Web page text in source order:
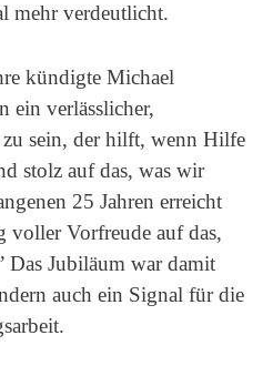
mehr verdeutlicht.
kündigte Michael
ein verlässlicher,
sein, der hilft, wenn Hilfe
stolz auf das, was wir
25 Jahren erreicht
voller Vorfreude auf das,
Das Jubiläum war damit
auch ein Signal für die